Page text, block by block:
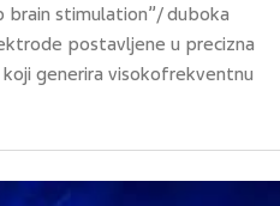
brain stimulation”/ duboka
postavljene u precizna
generira visokofrekventnu